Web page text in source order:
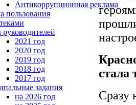
Антикоррупционная реклама
пользования
2021 год
2020 год
2019 год
2018 год
2017 год
задания
на 2026 год
стала
Сразу